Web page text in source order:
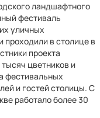
ландшафтного
фестиваль
уличных
проходили в столице в
проекта
цветников и
фестивальных
и гостей столицы. С
работало более 30